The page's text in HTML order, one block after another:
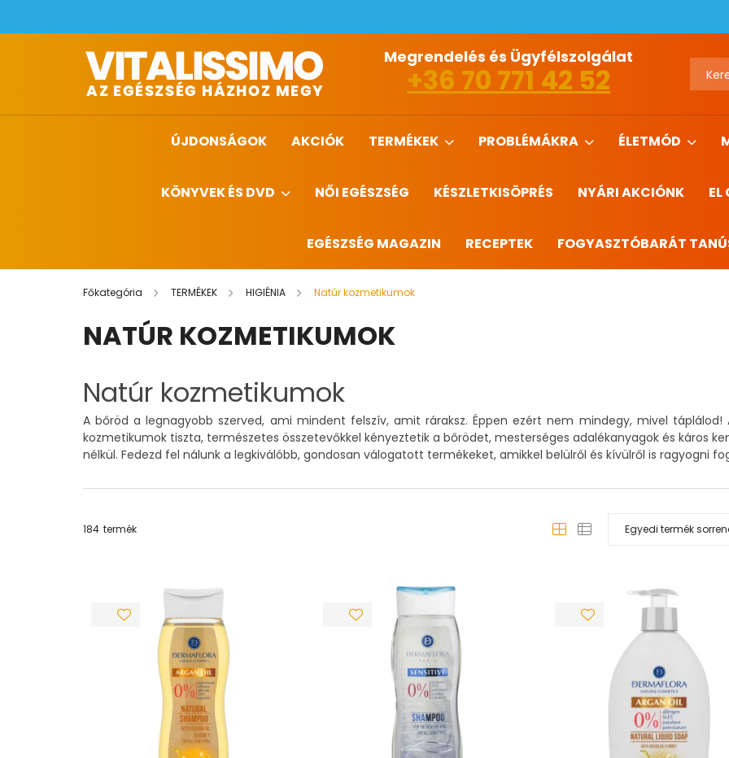
Megrendelés és Ügyfélszolgálat
+36 70 771 42 52
ÚJDONSÁGOK AKCIÓK TERMÉKEK PROBLÉMÁKRA ÉLETMÓD
KÖNYVEK ÉS DVD NŐI EGÉSZSÉG KÉSZLETKISÖPRÉS NYÁRI AKCIÓNK EL
EGÉSZSÉG MAGAZIN RECEPTEK FOGYASZTÓBARÁT
Főkategória TERMÉKEK HIGIÉNIA Natúr kozmetikumok
NATÚR KOZMETIKUMOK
Natúr kozmetikumok
A bőröd a legnagyobb szerved, ami mindent felszív, amit ráraksz. Éppen ezért nem mindegy, mivel táplálod!
kozmetikumok tiszta, természetes összetevőkkel kényeztetik a bőrödet, mesterséges adalékanyagok és káros
nélkül. Fedezd fel nálunk a legkiválóbb, gondosan válogatott termékeket, amikkel belülről és kívülről is ragyogni
184 termék